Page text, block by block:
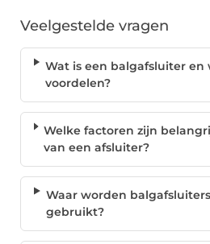
Veelgestelde vragen
Wat is een balgafsluiter en
voordelen?
Welke factoren zijn
van een afsluiter?
Waar worden
gebruikt?